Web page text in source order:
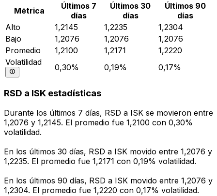
Métrica
Últimos 7
días
Últimos 30
días
Últimos 90
días
Alto
1,2145 1,2235
1,2304
Bajo
1,2076 1,2076
1,2076
Promedio
1,2100 1,2171
1,2220
Volatilidad
0,30% 0,19% 0,17%
RSD a ISK estadísticas
Durante los últimos 7 días, RSD a ISK se movieron entre
1,2076 y 1,2145. El promedio fue 1,2100 con 0,30%
volatilidad.
En los últimos 30 días, RSD a ISK movido entre 1,2076 y
1,2235. El promedio fue 1,2171 con 0,19% volatilidad.
En los últimos 90 días, RSD a ISK movido entre 1,2076 y
1,2304. El promedio fue 1,2220 con 0,17% volatilidad.